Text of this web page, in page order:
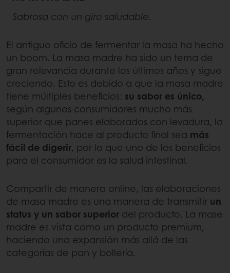
Sabrosa con un giro saludable.
El antiguo oficio de fermentar la masa ha hecho
un boom. La masa madre ha sido un tema de
gran relevancia durante los últimos años y sigue
creciendo. Esto es debido a que la masa madre
tiene múltiples beneficios: su sabor es único,
según algunos consumidores mucho más
superior que panes elaborados con levadura, la
fermentación hace al producto final sea más
fácil de digerir, por lo que uno de los beneficios
para el consumidor es la salud intestinal.
Compartir de manera online, las elaboraciones
de masa madre es una manera de transmitir un
status y un sabor superior del producto. La mase
madre es vista como un producto premium,
haciendo una expansión más allá de las
categorías de pan y bollería.